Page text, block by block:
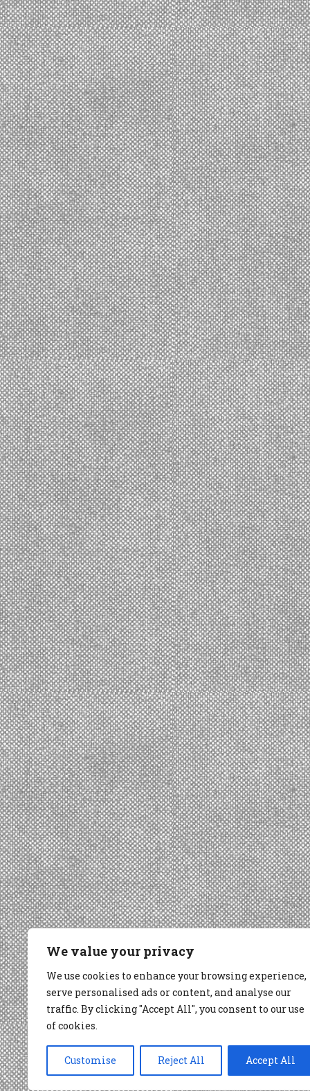
We value your privacy
We use cookies to enhance your browsing experience,
serve personalised ads or content, and analyse our
traffic. By clicking "Accept All", you consent to our use
of cookies.
Customise Reject All Accept All